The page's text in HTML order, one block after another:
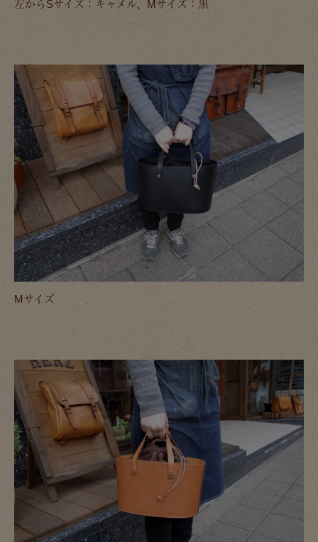
左からSサイズ：キャメル、Mサイズ：黒
Mサイズ